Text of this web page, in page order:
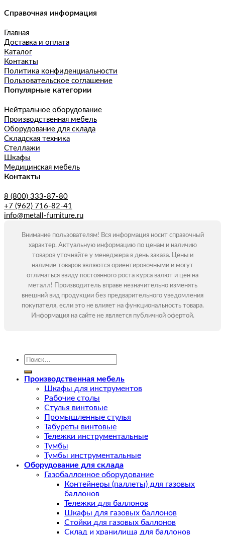
Справочная информация
Главная
Доставка и оплата
Каталог
Контакты
Политика конфиденциальности
Пользовательское соглашение
Популярные категории
Нейтральное оборудование
Производственная мебель
Оборудование для склада
Складская техника
Стеллажи
Шкафы
Медицинская мебель
Контакты
8 (800) 333-87-80
+7 (962) 716-82-41
info@metall-furniture.ru
Внимание пользователям! Вся информация носит справочный
характер. Актуальную информацию по ценам и наличию
товаров уточняйте у менеджера в день заказа. Цены и
наличие товаров являются ориентировочными и могут
отличаться ввиду постоянного роста курса валют и цен на
металл! Производитель вправе незначительно изменять
внешний вид продукции без предварительного уведомления
покупателя, если это не влияет на функциональность товара.
Информация на сайте не является публичной офертой.
Искать:
Производственная мебель
Шкафы для инструментов
Рабочие столы
Стулья винтовые
Промышленные стулья
Табуреты винтовые
Тележки инструментальные
Тумбы
Тумбы инструментальные
Оборудование для склада
Газобаллонное оборудование
Контейнеры (паллеты) для газовых
баллонов
Тележки для баллонов
Шкафы для газовых баллонов
Стойки для газовых баллонов
Склад и хранилища для баллонов